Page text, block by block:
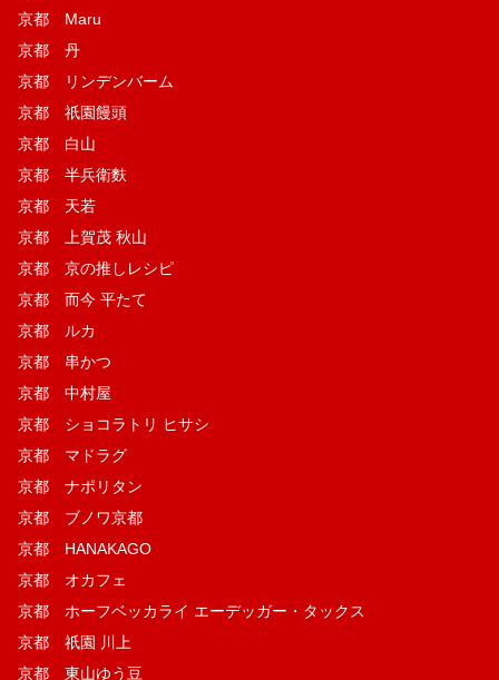
京都 Maru
京都 丹
京都 リンデンバーム
京都 祇園饅頭
京都 白山
京都 半兵衛麩
京都 天若
京都 上賀茂 秋山
京都 京の推しレシピ
京都 而今 平たて
京都 ルカ
京都 串かつ
京都 中村屋
京都 ショコラトリ ヒサシ
京都 マドラグ
京都 ナポリタン
京都 ブノワ京都
京都 HANAKAGO
京都 オカフェ
京都 ホーフベッカライ エーデッガー・タックス
京都 祇園 川上
京都 東山ゆう豆